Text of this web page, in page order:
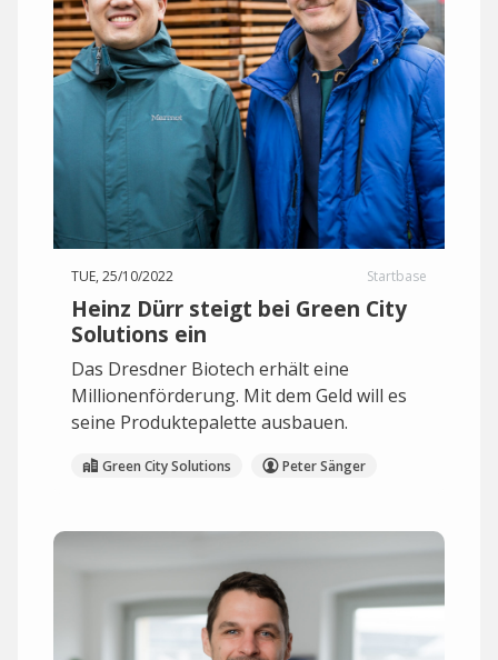
TUE, 25/10/2022 Startbase
Heinz Dürr steigt bei Green City
Solutions ein
Das Dresdner Biotech erhält eine
Millionenförderung. Mit dem Geld will es
seine Produktepalette ausbauen.
Green City Solutions Peter Sänger